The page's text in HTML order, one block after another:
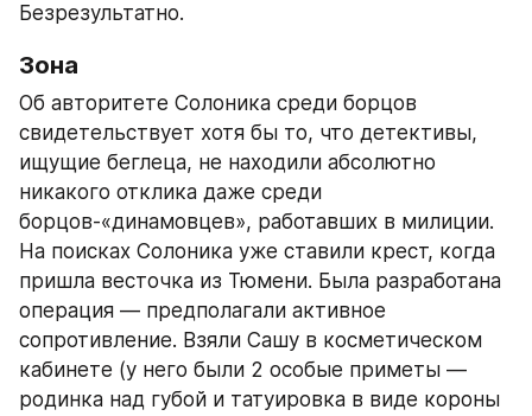
Безрезультатно.
Зона
Об авторитете Солоника среди борцов
свидетельствует хотя бы то, что детективы,
ищущие беглеца, не находили абсолютно
никакого отклика даже среди
борцов-«динамовцев», работавших в милиции.
На поисках Солоника уже ставили крест, когда
пришла весточка из Тюмени. Была разработана
операция — предполагали активное
сопротивление. Взяли Сашу в косметическом
кабинете (у него были 2 особые приметы —
родинка над губой и татуировка в виде короны